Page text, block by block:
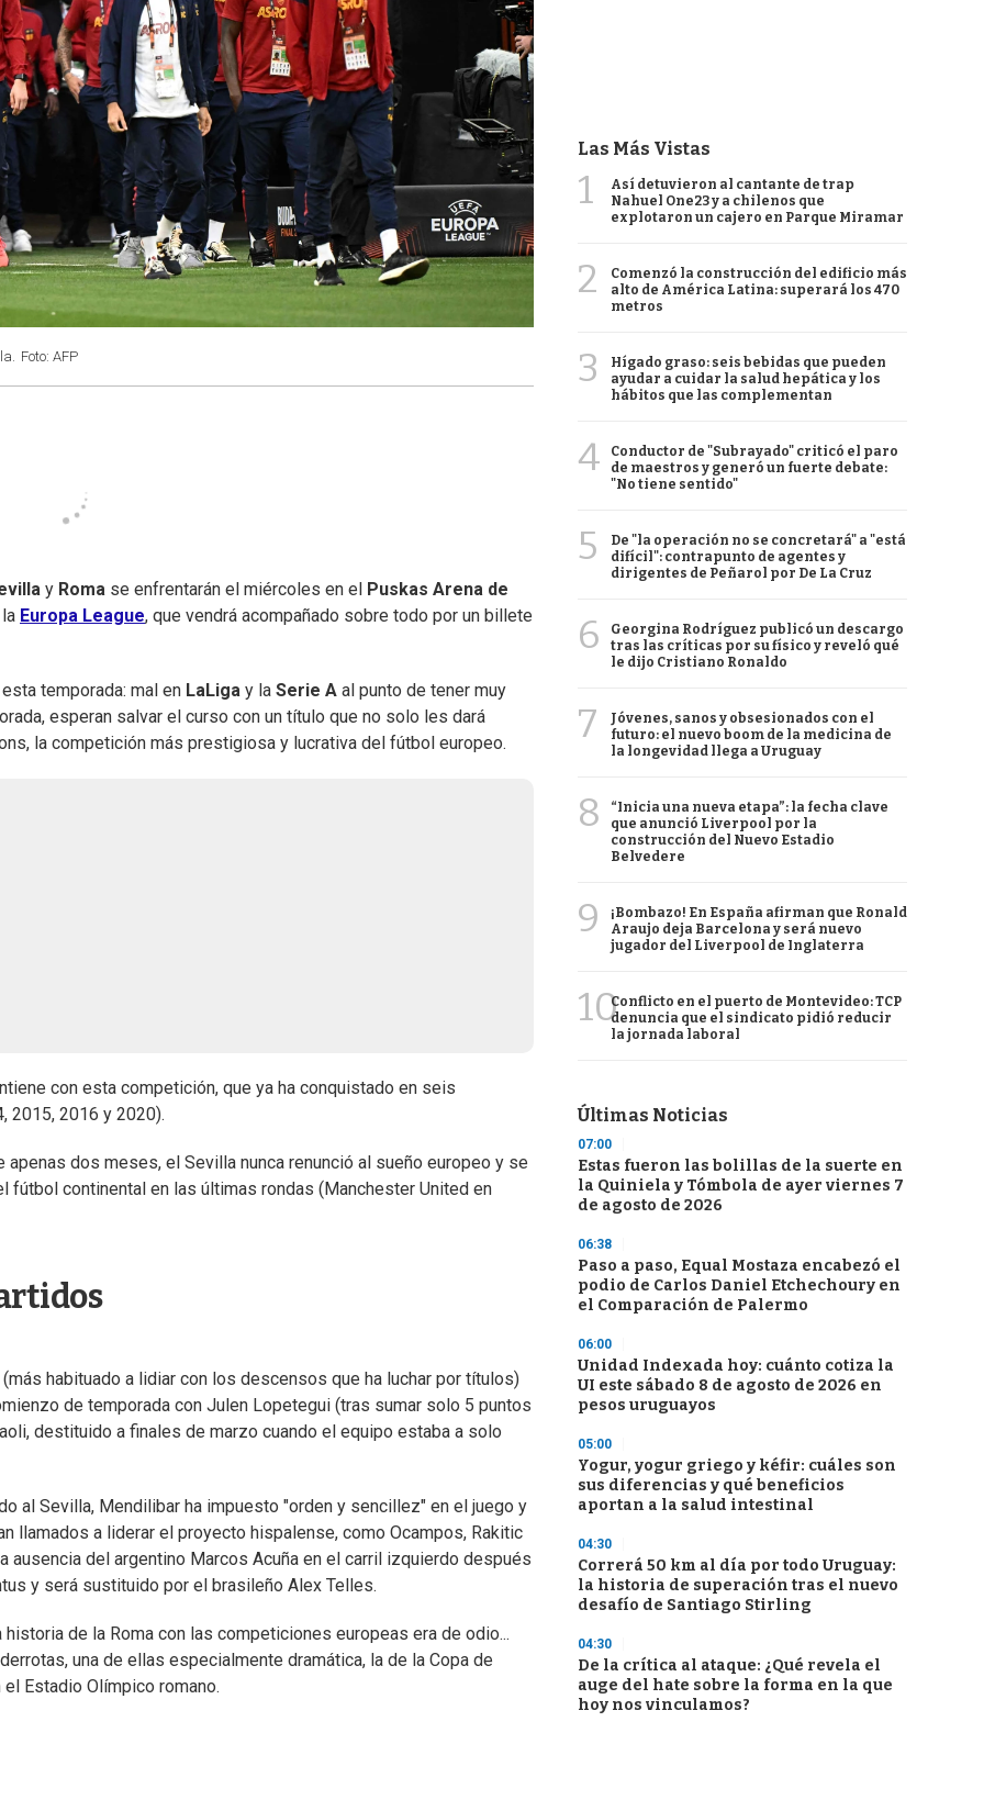
Foto: AFP
y Roma se enfrentarán el miércoles en el
Puskas Arena de
Europa League, que vendrá acompañado sobre todo por un billete
temporada: mal en LaLiga y la Serie A al punto de tener muy
esperan salvar el curso con un título que no solo les dará
la competición más prestigiosa y lucrativa del fútbol europeo.
con esta competición, que ya ha conquistado en seis
2015, 2016 y 2020).
dos meses, el Sevilla nunca renunció al sueño europeo y se
continental en las últimas rondas (Manchester United en
habituado a lidiar con los descensos que ha luchar por títulos)
de temporada con Julen Lopetegui (tras sumar solo 5 puntos
destituido a finales de marzo cuando el equipo estaba a solo
al Sevilla, Mendilibar ha impuesto "orden y sencillez" en el juego y
llamados a liderar el proyecto hispalense, como Ocampos, Rakitic
ausencia del argentino Marcos Acuña en el carril izquierdo después
y será sustituido por el brasileño Alex Telles.
de la Roma con las competiciones europeas era de odio...
una de ellas especialmente dramática, la de la Copa de
Estadio Olímpico romano.
Las Más Vistas
1
Así detuvieron al cantante de trap
Nahuel One23 y a chilenos que
explotaron un cajero en Parque Miramar
2
Comenzó la construcción del edificio más
alto de América Latina: superará los 470
metros
3
Hígado graso: seis bebidas que pueden
ayudar a cuidar la salud hepática y los
hábitos que las complementan
4
Conductor de "Subrayado" criticó el paro
de maestros y generó un fuerte debate:
"No tiene sentido"
5
De "la operación no se concretará" a "está
difícil": contrapunto de agentes y
dirigentes de Peñarol por De La Cruz
6
Georgina Rodríguez publicó un descargo
tras las críticas por su físico y reveló qué
le dijo Cristiano Ronaldo
7
Jóvenes, sanos y obsesionados con el
futuro: el nuevo boom de la medicina de
la longevidad llega a Uruguay
8
“Inicia una nueva etapa”: la fecha clave
que anunció Liverpool por la
construcción del Nuevo Estadio
Belvedere
9
¡Bombazo! En España afirman que Ronald
Araujo deja Barcelona y será nuevo
jugador del Liverpool de Inglaterra
10Conflicto en el puerto de Montevideo: TCP
denuncia que el sindicato pidió reducir
la jornada laboral
Últimas Noticias
07:00
Estas fueron las bolillas de la suerte en
la Quiniela y Tómbola de ayer viernes 7
de agosto de 2026
06:38
Paso a paso, Equal Mostaza encabezó el
podio de Carlos Daniel Etchechoury en
el Comparación de Palermo
06:00
Unidad Indexada hoy: cuánto cotiza la
UI este sábado 8 de agosto de 2026 en
pesos uruguayos
05:00
Yogur, yogur griego y kéfir: cuáles son
sus diferencias y qué beneficios
aportan a la salud intestinal
04:30
Correrá 50 km al día por todo Uruguay:
la historia de superación tras el nuevo
desafío de Santiago Stirling
04:30
De la crítica al ataque: ¿Qué revela el
auge del hate sobre la forma en la que
hoy nos vinculamos?